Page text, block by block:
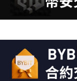
條